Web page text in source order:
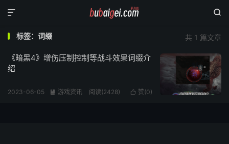


共 1 篇文章
标签：词缀
《暗黑4》增伤压制控制等战斗效果词缀介
绍
 赞(0)
2023-06-05  游戏资讯 阅读(2428)